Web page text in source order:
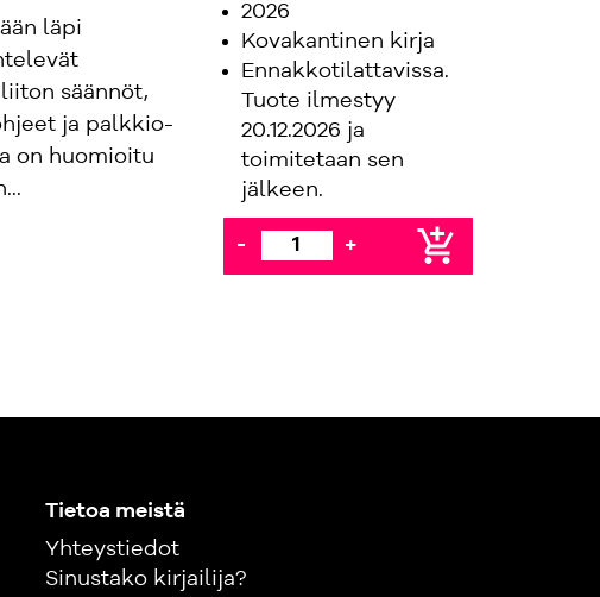
läpi
säännöt,
ja palkkio-
on huomioitu
2026
Kovakantinen kirja
Ennakkotilattavissa.
Tuote ilmestyy
20.12.2026 ja
toimitetaan sen
jälkeen.
- + add_shopping_cart
Tietoa meistä
Yhteystiedot
Sinustako kirjailija?